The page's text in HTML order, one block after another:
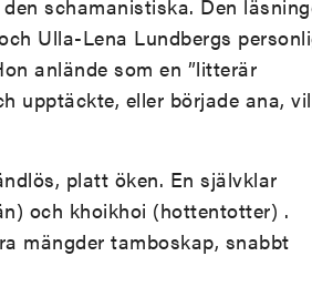
schamanistiska. Den
Ulla-Lena Lundbergs
anlände som en ”litterär
upptäckte, eller började ana,
platt öken. En självklar
och khoikhoi (hottentotter) .
mängder tamboskap, snabbt